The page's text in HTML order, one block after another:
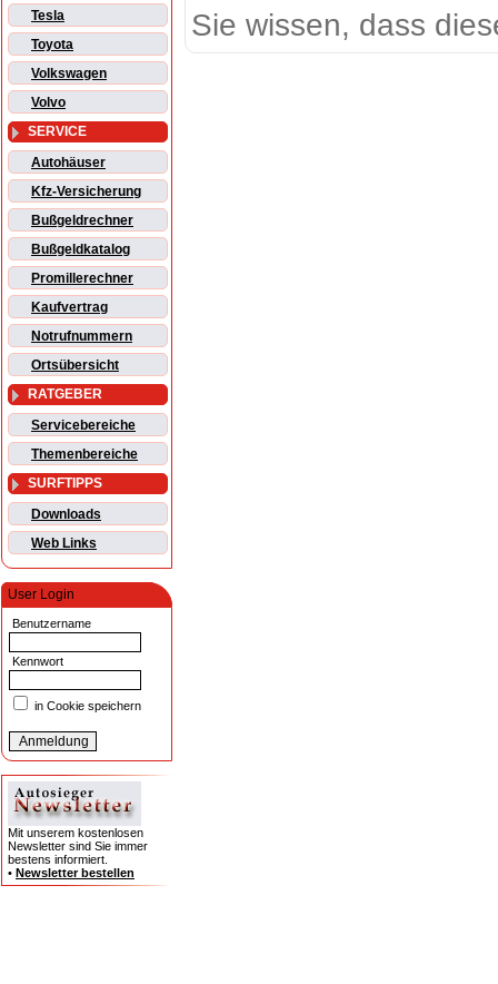
Tesla
Toyota
Volkswagen
Volvo
SERVICE
Autohäuser
Kfz-Versicherung
Bußgeldrechner
Bußgeldkatalog
Promillerechner
Kaufvertrag
Notrufnummern
Ortsübersicht
RATGEBER
Servicebereiche
Themenbereiche
SURFTIPPS
Downloads
Web Links
User Login
Benutzername
Kennwort
in Cookie speichern
Mit unserem kostenlosen
Newsletter sind Sie immer
bestens informiert.
• Newsletter bestellen
Sie wissen, dass